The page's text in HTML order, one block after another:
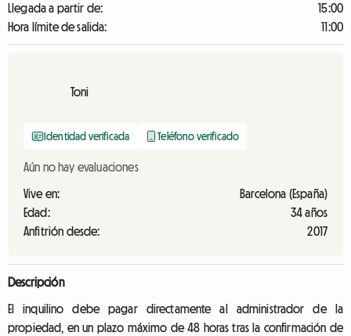
Llegada a partir de:
15:00
Hora límite de salida:
11:00
Toni
Identidad verificada Teléfono verificado
Aún no hay evaluaciones
Vive en:
Barcelona (España)
Edad:
34 años
Anfitrión desde:
2017
Descripción
El inquilino debe pagar directamente al administrador de la
propiedad, en un plazo máximo de 48 horas tras la confirmación de